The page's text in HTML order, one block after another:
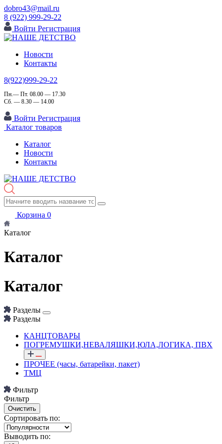
dobro43@mail.ru
8 (922) 999-29-22
Войти Регистрация
Новости
Контакты
8(922)999-29-22
Пн.— Пт. 08.00 — 17.30
Сб. — 8.30 — 14.00
Войти Регистрация
Каталог товаров
Каталог
Новости
Контакты
Корзина 0
Каталог
Каталог
Каталог
Разделы
Разделы
КАНЦТОВАРЫ
ПОГРЕМУШКИ,НЕВАЛЯШКИ,ЮЛА,ЛОГИКА, ПВХ
ПРОЧЕЕ (часы, батарейки, пакет)
ТМЦ
Фильтр
Фильтр
Сортировать по:
Выводить по: